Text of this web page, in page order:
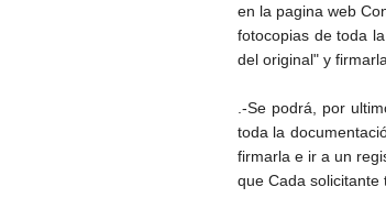
en la pagina web
fotocopias de toda
del original" y
.-Se podrá, por
toda la
firmarla e ir a un
que Cada